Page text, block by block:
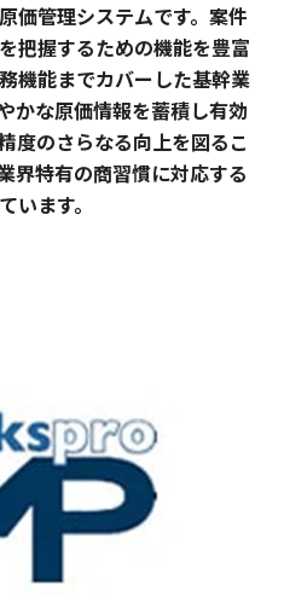
価管理システムです。案件
把握するための機能を豊富
機能までカバーした基幹業
かな原価情報を蓄積し有効
度のさらなる向上を図るこ
界特有の商習慣に対応する
います。